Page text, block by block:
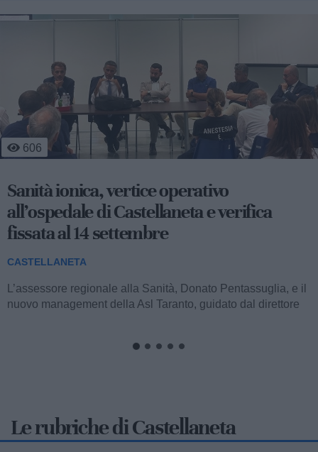
3 475
Lieto fine per "Piero": tartaruga salvata dai
bagnini di Castellaneta Marina
CASTELLANETA
Un esemplare di tartaruga Caretta caretta, simpaticamente
battezzato Piero, è stato tratto in salvo lungo il litorale di
Castellaneta Marina grazie...
Le rubriche di Castellaneta